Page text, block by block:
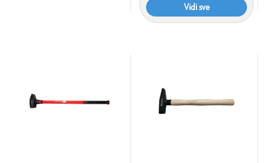
Vidi sve